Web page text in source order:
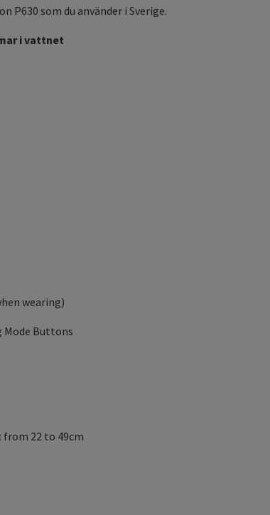
P630 som du använder i Sverige.
i vattnet
wearing)
Mode Buttons
22 to 49cm